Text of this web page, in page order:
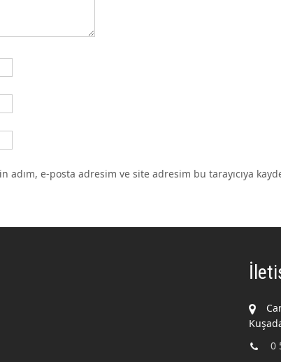
adım, e-posta adresim ve site adresim bu tarayıcıya
0